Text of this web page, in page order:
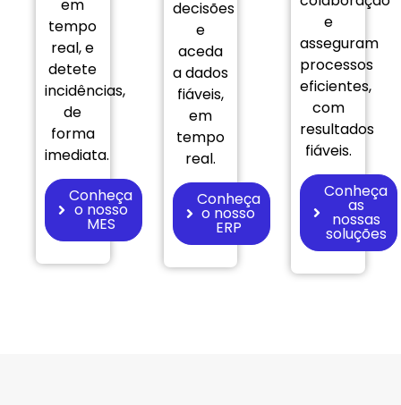
em
tempo
real, e
detete
incidências,
de
forma
imediata.
Conheça
o nosso
MES
decisões
e
aceda
a dados
fiáveis,
em
tempo
real.
Conheça
o nosso
ERP
e
asseguram
processos
eficientes,
com
resultados
fiáveis.
Conheça
as
nossas
soluções